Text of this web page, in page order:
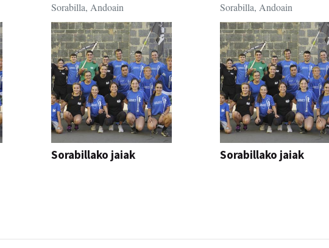
Sorabilla, Andoain
Sorabillako jaiak
Sorabilla, Andoain
Sorabillako jaiak